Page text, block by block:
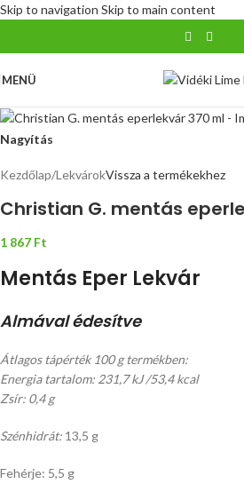
Skip to navigation Skip to main content
MENÜ
Nagyítás
Kezdőlap/LekvárokVissza a termékekhez
Christian G. mentás
1 867 Ft
Mentás Eper Lekvár
Almával édesítve
Átlagos tápérték 100 g termékben:
Energia tartalom: 231,7 kJ /53,4 kcal
Zsír: 0,4 g
Szénhidrát: 13,5 g
Fehérje: 5,5 g